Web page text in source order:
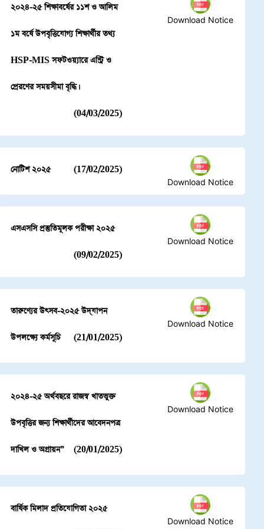
২০২৪-২৫ শিক্ষাবর্ষের ১১শ ও আলিম
১ম বর্ষে উপবৃত্তিযোগ্য শিক্ষার্থীর তথ্য
HSP-MIS সফটওয়্যারে এন্ট্রি ও
প্রেরণের সময়সীমা বৃদ্ধি।
(04/03/2025)
Download Notice
নোটিশ ২০২৫ (17/02/2025)
Download Notice
এসএসসি প্রস্তুতিমূলক পরীক্ষা ২০২৫
(09/02/2025)
Download Notice
তারুণ্যের উৎসব-২০২৫ উদ্‌যাপন
উপলক্ষ্যে কর্মসূচি (21/01/2025)
Download Notice
২০২৪-২৫ অর্থবছরে রাজস্ব খাতভুক্ত
উপবৃত্তির জন্য শিক্ষার্থীদের আবেদনপত্র
দাখিল ও অগ্রায়ন” (20/01/2025)
Download Notice
বার্ষিক মিলাদ প্রতিযোগিতা ২০২৫
Download Notice